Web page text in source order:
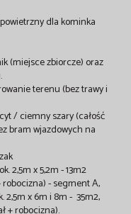
dla kominka
(miejsce zbiorcze) oraz
terenu (bez trawy i
/ ciemny szary (całość
bram wjazdowych na
2,5m x 5,2m - 13m2
robocizna) - segment A,
2,5m x 6m i 8m - 35m2,